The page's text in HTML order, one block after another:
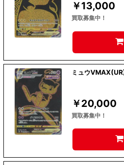
￥13,000
買取募集中！
ミュウ
￥20,000
買取募集中！